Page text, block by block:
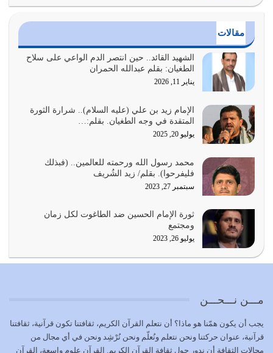
أي أمة تتفرق في الدين وتتفرق في كيانها معناه أنها أصبحت
أمة عاجزة عن النهوض…
يوليو 23, 2026
بحبل الله جميعاً وليس كل…
يوليو 22, 2026
يشاء ويذل من يشاء
يوليو 21, 2026
كل زمان…
يوليو 19, 2026
الوظيفة عبارة عن مسؤولية يجب النهوض بها كما ينبغي لكي
وَالْمُنْفِقِينَ…
يوليو 17, 2026
مقالات
الشهيد القائد.. حين انتصر الدم الواعي على سلاح
الطغيان: بقلم عبدالله الحمران
يناير 11, 2026
الإمام زيد بن علي (عليه السلام).. شرارة الثورة
المتقدة في وجه الطغيان. بقلم:…
يوليو 20, 2025
محمد رسول الله ورحمته للعالمين.. (فبذلك
فليفرحوا). بقلم/ زيد الشُريف
سبتمبر 27, 2023
ثورة الإمام الحسين ضد الطاغوت لكل زمان
ومجتمع
يوليو 26, 2023
مـــن نـــحـــن
يجب أن يكون همّنا هو ماذا؟ أن نتعلم القرآن الكريم، ثقافتنا تكون قرآنية، ثقافتنا
قرآنية، عنوان حركتنا ونحن نتعلم ونُعلّم ونحن نُرْشِد ونحن في أي مجال من
مجالات الثقافة أن ندور حول ثقافة القرآن الكريم. القرآن علوم واسعة، القرآن